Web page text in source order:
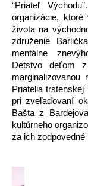
“Priateľ
organizácie,
života na
združenie
mentálne
Detstvo deťom
marginalizovanou
Priatelia
pri zveľaďovaní
Bašta z
kultúrneho
za ich zodpovedné